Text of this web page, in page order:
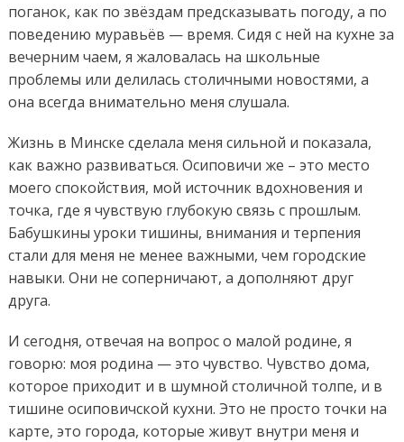
поганок, как по звёздам предсказывать погоду, а по
поведению муравьёв — время. Сидя с ней на кухне за
вечерним чаем, я жаловалась на школьные
проблемы или делилась столичными новостями, а
она всегда внимательно меня слушала.
Жизнь в Минске сделала меня сильной и показала,
как важно развиваться. Осиповичи же – это место
моего спокойствия, мой источник вдохновения и
точка, где я чувствую глубокую связь с прошлым.
Бабушкины уроки тишины, внимания и терпения
стали для меня не менее важными, чем городские
навыки. Они не соперничают, а дополняют друг
друга.
И сегодня, отвечая на вопрос о малой родине, я
говорю: моя родина — это чувство. Чувство дома,
которое приходит и в шумной столичной толпе, и в
тишине осиповичской кухни. Это не просто точки на
карте, это города, которые живут внутри меня и